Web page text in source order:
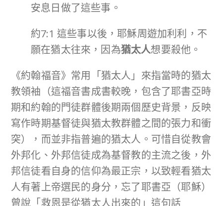
安息日做了這些事。
約7:1 這些事以後，耶穌周遊加利利，不
願在猶太往來，因為猶太人想要殺他。
《約翰福音》常用「猶太人」來指當時的猶太
教領袖（這福音書成書較晚，包含了耶書亞時
期和約翰的門徒群體後期兩個歷史背景，反映
寫作時期基督徒與猶太教群體之間的張力和衝
突），而並非指普遍的猶太人。可惜自從教會
外邦化、外邦信徒成為基督教的主流之後，外
邦信徒看自身的信仰為最正宗，以致輕看猶太
人有著上帝選民的身分，忘了耶書亞（耶穌）
曾說「救恩是從猶太人出來的」這句話